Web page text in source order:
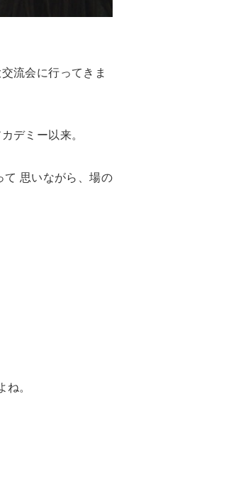
流会に行ってきま
デミー以来。
思いながら、場の
。